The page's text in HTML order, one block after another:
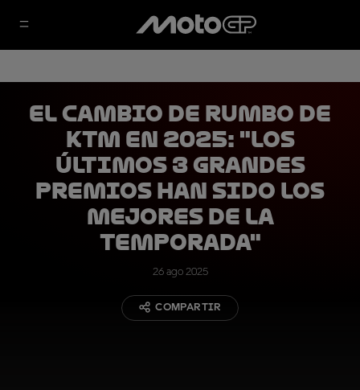
El cambio de rumbo de
KTM en 2025: "Los
últimos 3 Grandes
Premios han sido los
mejores de la
temporada"
26 ago 2025
COMPARTIR